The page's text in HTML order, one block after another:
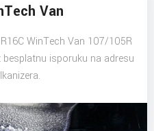
Van
WinTech Van 107/105R
isporuku na adresu